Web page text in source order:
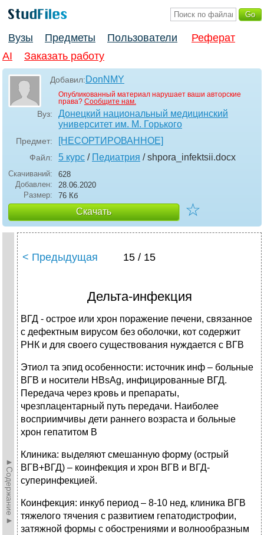
Вузы Предметы Пользователи
Реферат
AI
Заказать работу
Добавил:DonNMY
Опубликованный материал нарушает ваши авторские
права? Сообщите нам.
Вуз:
Донецкий национальный медицинский
университет им. М. Горького
Предмет: [НЕСОРТИРОВАННОЕ]
Файл: 5 курс / Педиатрия / shpora_infektsii.docx
Скачиваний:
628
Добавлен:
28.06.2020
Размер:
76 Кб
Скачать ☆
►Содержание►
< Предыдущая 15 / 15
Дельта-инфекция
ВГД - острое или хрон поражение печени, связанное
с дефектным вирусом без оболочки, кот содержит
РНК и для своего существования нуждается с ВГВ
Этиол та эпид особенности: источник инф – больные
ВГВ и носители HBsAg, инфицированные ВГД.
Передача через кровь и препараты,
чрезплацентарный путь передачи. Наиболее
восприимчивы дети раннего возраста и больные
хрон гепатитом В
Клиника: выделяют смешанную форму (острый
ВГВ+ВГД) – коинфекция и хрон ВГВ и ВГД-
суперинфекцией.
Коинфекция: инкуб период – 8-10 нед, клиника ВГВ
тяжелого тячения с развитием гепатодистрофии,
затяжной формы с обострениями и волнообразным